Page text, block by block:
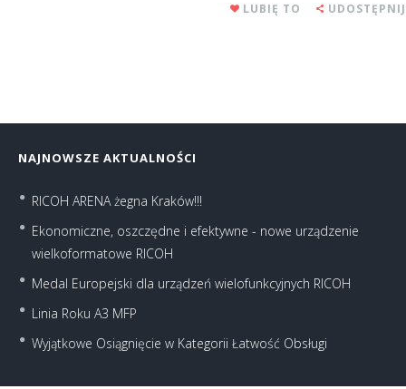
LUBIĘ TO UDOSTĘPNIJ
NAJNOWSZE AKTUALNOŚCI
RICOH ARENA żegna Kraków!!!
Ekonomiczne, oszczędne i efektywne - nowe urządzenie
wielkoformatowe RICOH
Medal Europejski dla urządzeń wielofunkcyjnych RICOH
Linia Roku A3 MFP
Wyjątkowe Osiągnięcie w Kategorii Łatwość Obsługi